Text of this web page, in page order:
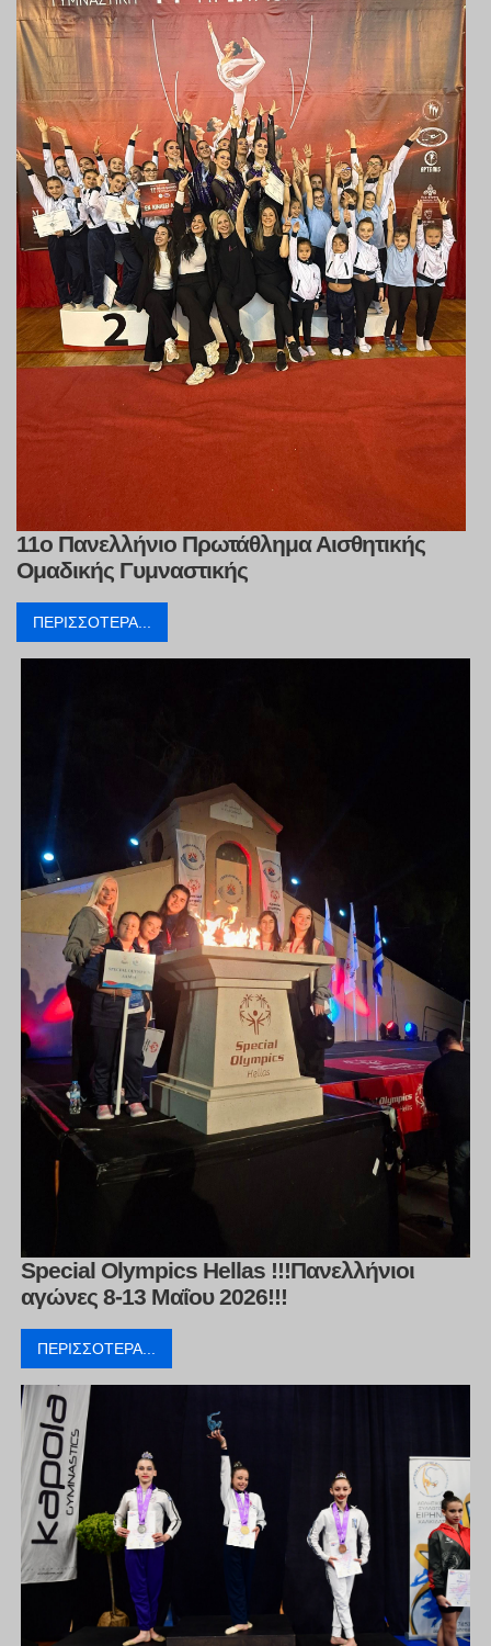
11ο Πανελλήνιο Πρωτάθλημα Αισθητικής
Ομαδικής Γυμναστικής
ΠΕΡΙΣΣΌΤΕΡΑ...
Special Olympics Hellas !!!Πανελλήνιοι
αγώνες 8-13 Μαΐου 2026!!!
ΠΕΡΙΣΣΌΤΕΡΑ...